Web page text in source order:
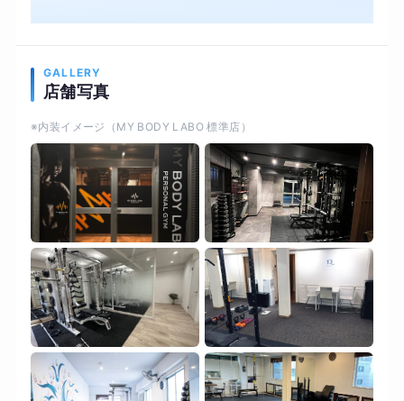
GALLERY
店舗写真
※内装イメージ（MY BODY LABO 標準店）